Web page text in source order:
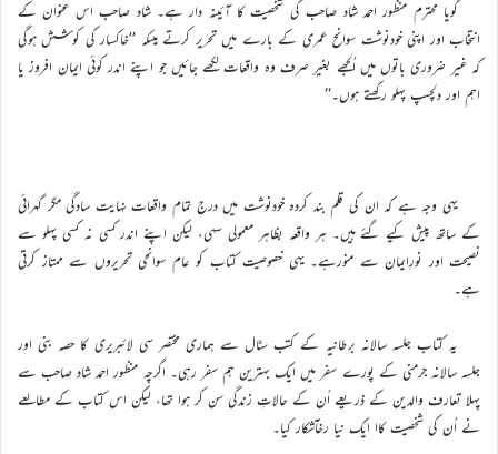
گویا محترم منظور احمد شاد صاحب کی شخصیت کا آئینہ دار ہے۔ شاد صاحب اس عنوان کے
انتخاب اور اپنی خودنوشت سوانح عمری کے بارے میں تحریر کرتے ہیںکہ ’’خاکسار کی کوشش ہوگی
کہ غیر ضروری باتوں میں اُلجھے بغیر صرف وہ واقعات لکھے جائیں جو اپنے اندر کوئی ایمان افروز یا
اہم اور دلچسپ پہلو رکھتے ہوں۔‘‘
یہی وجہ ہے کہ ان کی قلم بند کردہ خودنوشت میں درج تمام واقعات نہایت سادگی مگر گہرائی
کے ساتھ پیش کیے گئے ہیں۔ ہر واقعہ بظاہر معمولی سہی، لیکن اپنے اندر کسی نہ کسی پہلو سے
نصیحت اور نورِایمان سے منورہے۔ یہی خصوصیت کتاب کو عام سوانحی تحریروں سے ممتاز کرتی
ہے۔
یہ کتاب جلسہ سالانہ برطانیہ کے کتب سٹال سے ہماری مختصر سی لائبریری کا حصہ بنی اور
جلسہ سالانہ جرمنی کے پورے سفر میں ایک بہترین ہم سفر رہی۔ اگرچہ منظور احمد شاد صاحب سے
پہلا تعارف والدین کے ذریعے اُن کے حالاتِ زندگی سن کر ہوا تھا، لیکن اس کتاب کے مطالعے
نے اُن کی شخصیت کاا ایک نیا رخآشکار کیا۔